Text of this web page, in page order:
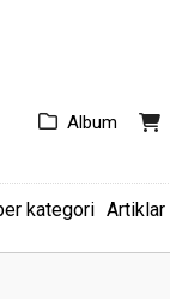
Album
kategori Artiklar